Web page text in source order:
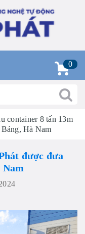
0
container 8 tấn 13m
Hà Nam
được đưa